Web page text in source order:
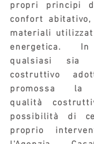
propri principi
confort
materiali
energetica.
qualsiasi sia
costruttivo
promossa la
qualità
possibilità di
proprio